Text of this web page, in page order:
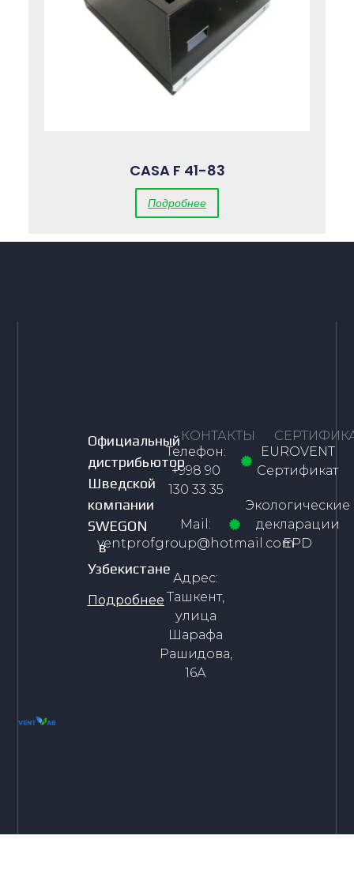
CASA F 41-83
Подробнее
Официальный
дистрибьютор
Шведской
компании
SWEGON
в
Узбекистане
Подробнее
КОНТАКТЫ
Телефон:
+998 90
130 33 35
Mail:
ventprofgroup@hotmail.com
Адрес:
Ташкент,
улица
Шарафа
Рашидова,
16А
EUROVENT
Сертификат
Экологические
декларации
EPD